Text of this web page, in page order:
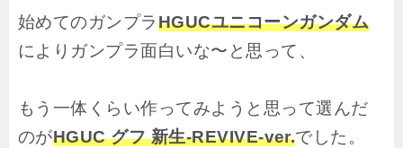
始めてのガンプラHGUCユニコーンガンダム
によりガンプラ面白いな〜と思って、
もう一体くらい作ってみようと思って選んだ
のがHGUC グフ 新生-REVIVE-ver.でした。